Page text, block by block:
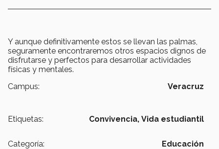
Y aunque definitivamente estos se llevan las palmas,
seguramente encontraremos otros espacios dignos de
disfrutarse y perfectos para desarrollar actividades
físicas y mentales.
Campus:
Veracruz
Etiquetas: Convivencia, Vida estudiantil
Categoría: Educación